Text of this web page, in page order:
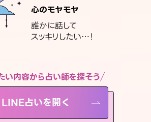
心のモヤモヤ
誰かに話して
スッキリしたい…！
い内容から占い師を探そう
LINE占いを開く